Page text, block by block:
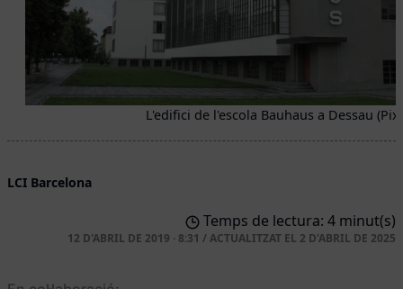
L'edifici de l'escola Bauhaus a Dessau
LCI Barcelona
Temps de lectura: 4 minut(s)
12 D'ABRIL DE 2019 · 8:31 /ACTUALITZAT EL 2 D'ABRIL DE 2025